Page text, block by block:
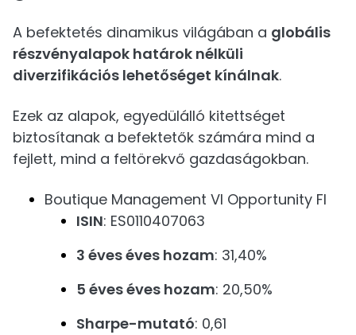
A befektetés dinamikus világában a globális
részvényalapok határok nélküli
diverzifikációs lehetőséget kínálnak.
Ezek az alapok, egyedülálló kitettséget
biztosítanak a befektetők számára mind a
fejlett, mind a feltörekvő gazdaságokban.
Boutique Management VI Opportunity FI
ISIN: ES0110407063
3 éves éves hozam: 31,40%
5 éves éves hozam: 20,50%
Sharpe-mutató: 0,61